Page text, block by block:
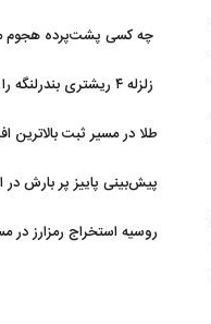
چه کسی پشت‌پرده هجوم
زلزله ۴ ریشتری بندرلنگه را لرزاند
طلا در مسیر ثبت
پیش‌بینی پاییز پر بارش در
روسیه استخراج رمزارز در مسکو را تا